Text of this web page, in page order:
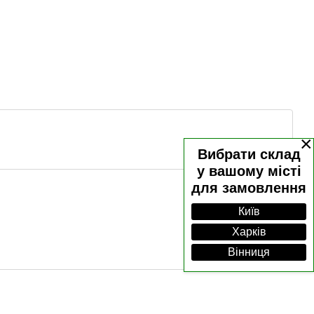
×
Вибрати склад
у вашому місті
для замовлення
Київ
Харків
Вінниця